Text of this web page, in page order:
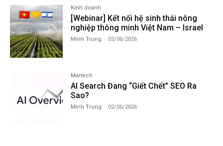
Kinh doanh
[Webinar] Kết nối hệ sinh thái nông
nghiệp thông minh Việt Nam – Israel
Minh Trung - 02/06/2026
Martech
AI Search Đang “Giết Chết” SEO Ra
Sao?
Minh Trung - 02/06/2026